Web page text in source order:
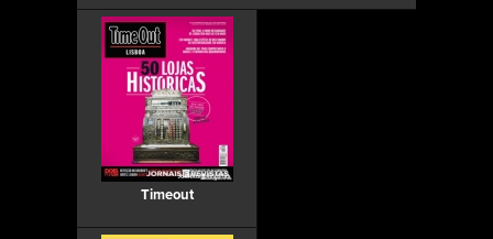
Timeout